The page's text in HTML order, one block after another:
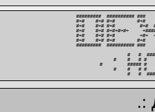
#########  ########## ###
#+#    #+# #+#        #+#
#+#    #+# #+#         #+#
#+#    #+# #+#+#+#+
#+#    #+# #+#         +#+
#+#    #+# #+#        #+#
#########  ##########
#   #
#    #   # #
#         ##### #
#    #   # #
#   #
.: